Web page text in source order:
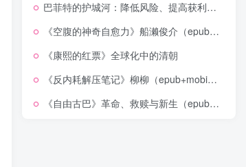
巴菲特的护城河：降低风险、提高获利的股市真规则(epub+azw3+mobi)
《空腹的神奇自愈力》船濑俊介（epub+mobi+azw3+pdf）
《康熙的红票》全球化中的清朝
《反内耗解压笔记》柳柳（epub+mobi+azw3+pdf）
《自由古巴》革命、救赎与新生（epub+mobi+azw3+pdf）